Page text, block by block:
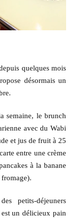
quelques mois
désormais un
semaine, le brunch
avec du Wabi
et jus de fruit à 25
entre une crème
à la banane
petits-déjeuners
un délicieux pain